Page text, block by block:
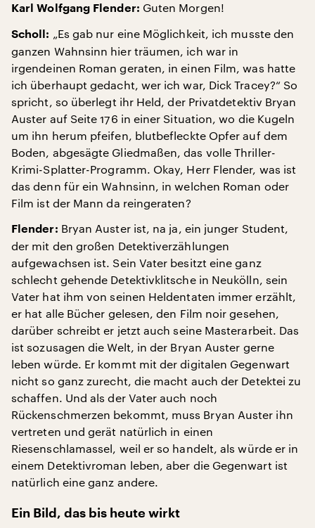
Karl Wolfgang Flender: Guten Morgen!
Scholl: „Es gab nur eine Möglichkeit, ich musste den
ganzen Wahnsinn hier träumen, ich war in
irgendeinen Roman geraten, in einen Film, was hatte
ich überhaupt gedacht, wer ich war, Dick Tracey?“ So
spricht, so überlegt ihr Held, der Privatdetektiv Bryan
Auster auf Seite 176 in einer Situation, wo die Kugeln
um ihn herum pfeifen, blutbefleckte Opfer auf dem
Boden, abgesägte Gliedmaßen, das volle Thriller-
Krimi-Splatter-Programm. Okay, Herr Flender, was ist
das denn für ein Wahnsinn, in welchen Roman oder
Film ist der Mann da reingeraten?
Flender: Bryan Auster ist, na ja, ein junger Student,
der mit den großen Detektiverzählungen
aufgewachsen ist. Sein Vater besitzt eine ganz
schlecht gehende Detektivklitsche in Neukölln, sein
Vater hat ihm von seinen Heldentaten immer erzählt,
er hat alle Bücher gelesen, den Film noir gesehen,
darüber schreibt er jetzt auch seine Masterarbeit. Das
ist sozusagen die Welt, in der Bryan Auster gerne
leben würde. Er kommt mit der digitalen Gegenwart
nicht so ganz zurecht, die macht auch der Detektei zu
schaffen. Und als der Vater auch noch
Rückenschmerzen bekommt, muss Bryan Auster ihn
vertreten und gerät natürlich in einen
Riesenschlamassel, weil er so handelt, als würde er in
einem Detektivroman leben, aber die Gegenwart ist
natürlich eine ganz andere.
Ein Bild, das bis heute wirkt